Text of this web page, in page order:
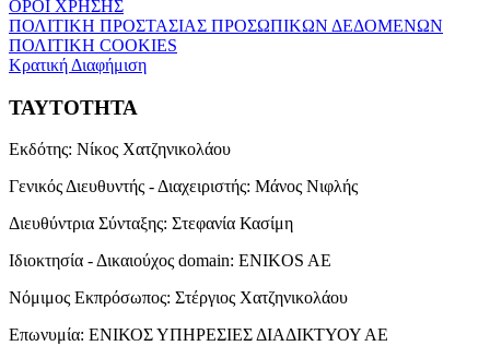
ΟΡΟΙ ΧΡΗΣΗΣ
ΠΟΛΙΤΙΚΗ ΠΡΟΣΤΑΣΙΑΣ ΠΡΟΣΩΠΙΚΩΝ ΔΕΔΟΜΕΝΩΝ
ΠΟΛΙΤΙΚΗ COOKIES
Κρατική Διαφήμιση
ΤΑΥΤΟΤΗΤΑ
Εκδότης: Νίκος Χατζηνικολάου
Γενικός Διευθυντής - Διαχειριστής: Μάνος Νιφλής
Διευθύντρια Σύνταξης: Στεφανία Κασίμη
Ιδιοκτησία - Δικαιούχος domain: ENIKOS AE
Νόμιμος Εκπρόσωπος: Στέργιος Χατζηνικολάου
Επωνυμία: ΕΝΙΚΟΣ ΥΠΗΡΕΣΙΕΣ ΔΙΑΔΙΚΤΥΟΥ ΑΕ